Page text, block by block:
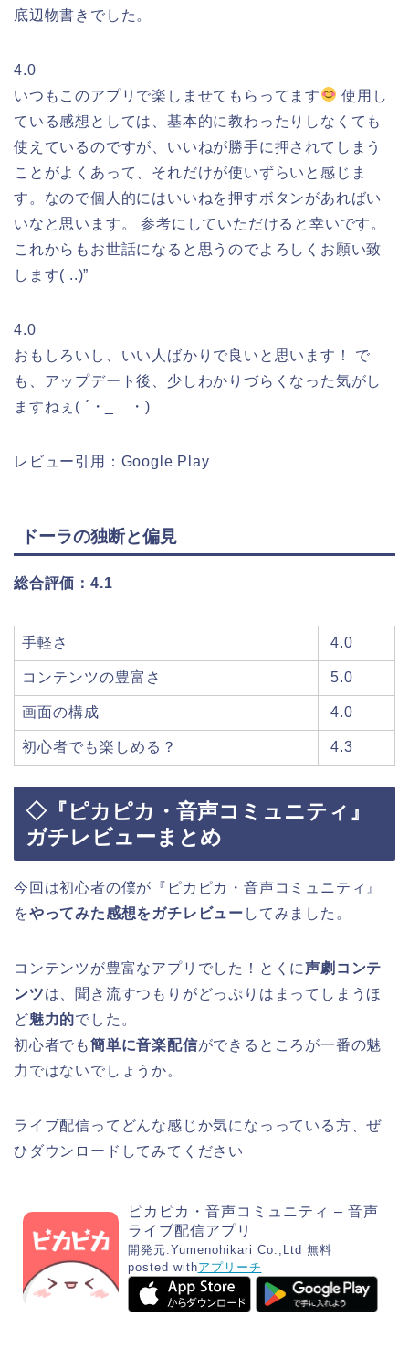
底辺物書きでした。
4.0
いつもこのアプリで楽しませてもらってます
使用し
ている感想としては、基本的に教わったりしなくても
使えているのですが、いいねが勝手に押されてしまう
ことがよくあって、それだけが使いずらいと感じま
す。なので個人的にはいいねを押すボタンがあればい
いなと思います。 参考にしていただけると幸いです。
これからもお世話になると思うのでよろしくお願い致
します( ..)”
4.0
おもしろいし、いい人ばかりで良いと思います！ で
も、アップデート後、少しわかりづらくなった気がし
ますねぇ( ´・_ゝ・)
レビュー引用：Google Play
ドーラの独断と偏見
総合評価： 4.1
手軽さ 4.0
コンテンツの豊富さ 5.0
画面の構成 4.0
初心者でも楽しめる？ 4.3
◇『ピカピカ・音声コミュニティ』
ガチレビューまとめ
今回は初心者の僕が『ピカピカ・音声コミュニティ』
をやってみた感想をガチレビュー してみました。
コンテンツが豊富なアプリでした！とくに声劇コンテ
ンツは、聞き流すつもりがどっぷりはまってしまうほ
ど魅力的でした。
初心者でも簡単に音楽配信ができるところが一番の魅
力ではないでしょうか。
ライブ配信ってどんな感じか気になっっている方、ぜ
ひダウンロードしてみてください
ピカピカ・音声コミュニティ – 音声
ライブ配信アプリ
開発元:Yumenohikari Co.,Ltd 無料
posted withアプリーチ